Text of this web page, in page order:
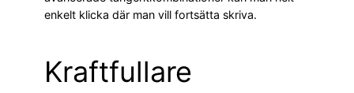
enkelt klicka där man vill fortsätta skriva.
Kraftfullare